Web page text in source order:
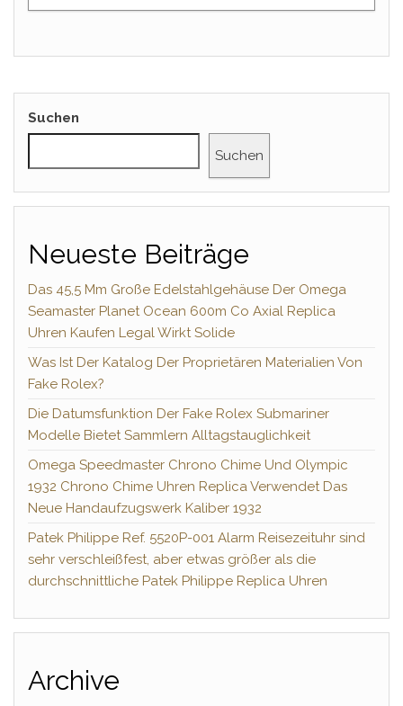
Suchen
Suchen
Neueste Beiträge
Das 45,5 Mm Große Edelstahlgehäuse Der Omega
Seamaster Planet Ocean 600m Co Axial Replica
Uhren Kaufen Legal Wirkt Solide
Was Ist Der Katalog Der Proprietären Materialien Von
Fake Rolex?
Die Datumsfunktion Der Fake Rolex Submariner
Modelle Bietet Sammlern Alltagstauglichkeit
Omega Speedmaster Chrono Chime Und Olympic
1932 Chrono Chime Uhren Replica Verwendet Das
Neue Handaufzugswerk Kaliber 1932
Patek Philippe Ref. 5520P-001 Alarm Reisezeituhr sind
sehr verschleißfest, aber etwas größer als die
durchschnittliche Patek Philippe Replica Uhren
Archive